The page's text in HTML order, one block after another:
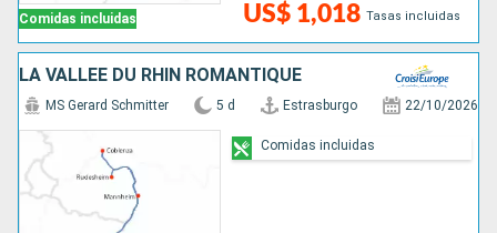
Comidas incluidas US$ 1,018 Tasas incluidas
LA VALLÉE DU RHIN ROMANTIQUE
MS Gerard Schmitter 5 d Estrasburgo 22/10/2026
Comidas incluidas